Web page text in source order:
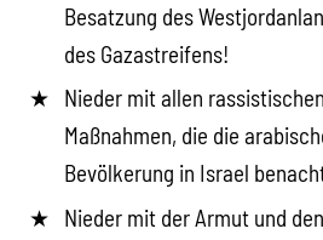
Besatzung des
des Gazastreifens!
Nieder mit allen
Maßnahmen, die die
Bevölkerung in Israel
Nieder mit der Armut und